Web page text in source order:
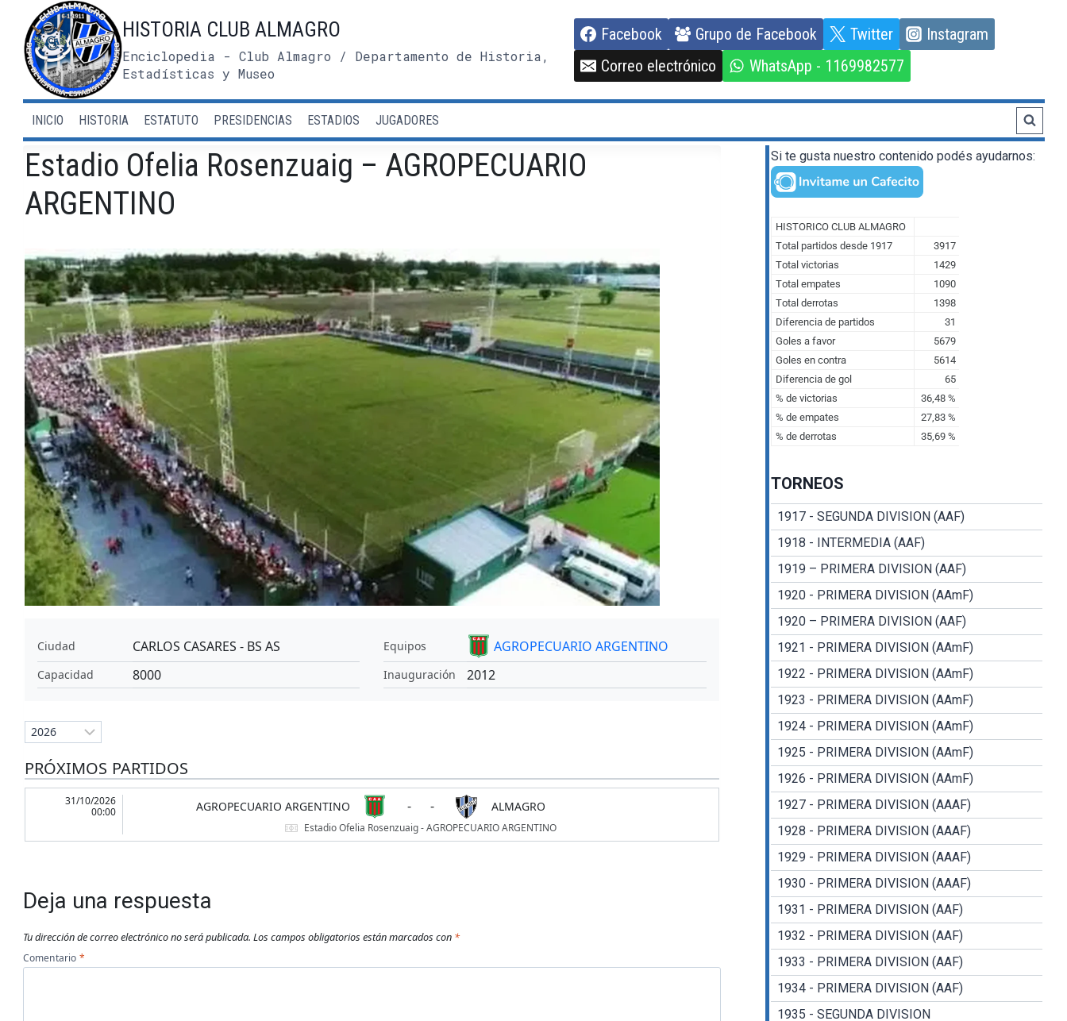
contenido
HISTORIA CLUB ALMAGRO
Enciclopedia - Club Almagro / Departamento de Historia,
Estadísticas y Museo
Facebook Grupo de Facebook Twitter
Instagram
Correo electrónico
WhatsApp - 1169982577
INICIO HISTORIA ESTATUTO PRESIDENCIAS ESTADIOS JUGADORES
Estadio Ofelia Rosenzuaig – AGROPECUARIO
ARGENTINO
Ciudad CARLOS CASARES - BS AS Equipos AGROPECUARIO ARGENTINO
Capacidad 8000 Inauguración 2012
PRÓXIMOS PARTIDOS
31/10/2026
00:00
AGROPECUARIO ARGENTINO - - ALMAGRO
Estadio Ofelia Rosenzuaig - AGROPECUARIO ARGENTINO
Deja una respuesta
Tu dirección de correo electrónico no será publicada. Los campos obligatorios están marcados con *
Comentario *
Si te gusta nuestro contenido podés ayudarnos:
TORNEOS
1917 - SEGUNDA DIVISION (AAF)
1918 - INTERMEDIA (AAF)
1919 – PRIMERA DIVISION (AAF)
1920 - PRIMERA DIVISION (AAmF)
1920 – PRIMERA DIVISION (AAF)
1921 - PRIMERA DIVISION (AAmF)
1922 - PRIMERA DIVISION (AAmF)
1923 - PRIMERA DIVISION (AAmF)
1924 - PRIMERA DIVISION (AAmF)
1925 - PRIMERA DIVISION (AAmF)
1926 - PRIMERA DIVISION (AAmF)
1927 - PRIMERA DIVISION (AAAF)
1928 - PRIMERA DIVISION (AAAF)
1929 - PRIMERA DIVISION (AAAF)
1930 - PRIMERA DIVISION (AAAF)
1931 - PRIMERA DIVISION (AAF)
1932 - PRIMERA DIVISION (AAF)
1933 - PRIMERA DIVISION (AAF)
1934 - PRIMERA DIVISION (AAF)
1935 - SEGUNDA DIVISION